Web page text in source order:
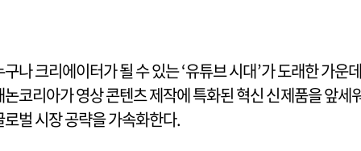
구나 크리에이터가 될 수 있는 ‘유튜브 시대’가 도래한 가운
논코리아가 영상 콘텐츠 제작에 특화된 혁신 신제품을 앞세
로벌 시장 공략을 가속화한다.